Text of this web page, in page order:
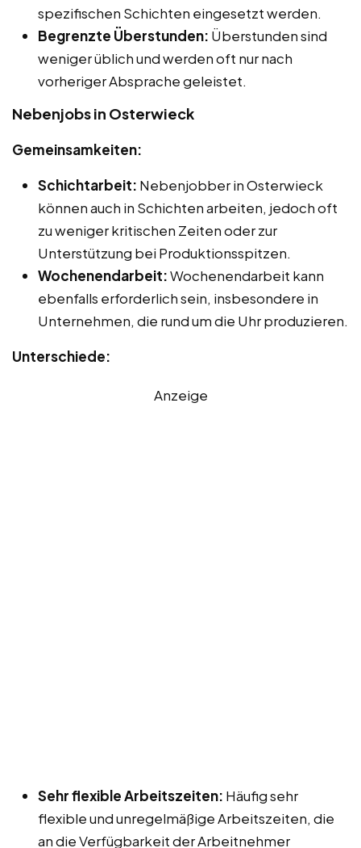
spezifischen Schichten eingesetzt werden.
Begrenzte Überstunden: Überstunden sind
weniger üblich und werden oft nur nach
vorheriger Absprache geleistet.
Nebenjobs in Osterwieck
Gemeinsamkeiten:
Schichtarbeit: Nebenjobber in Osterwieck
können auch in Schichten arbeiten, jedoch oft
zu weniger kritischen Zeiten oder zur
Unterstützung bei Produktionsspitzen.
Wochenendarbeit:Wochenendarbeit kann
ebenfalls erforderlich sein, insbesondere in
Unternehmen, die rund um die Uhr produzieren.
Unterschiede:
Anzeige
Sehr flexible Arbeitszeiten: Häufig sehr
flexible und unregelmäßige Arbeitszeiten, die
an die Verfügbarkeit der Arbeitnehmer